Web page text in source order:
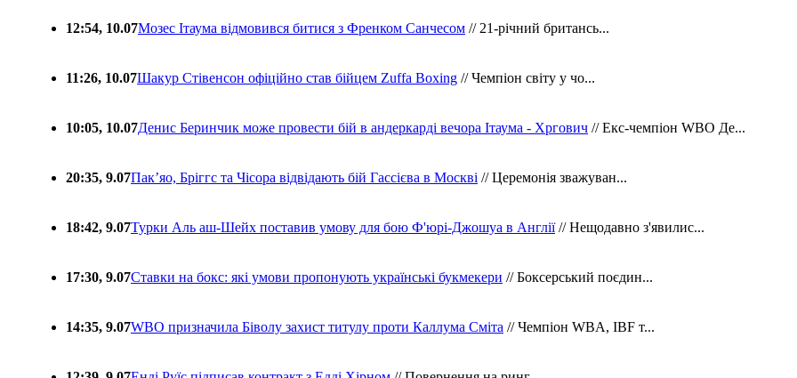
12:54, 10.07Мозес Ітаума відмовився битися з Френком Санчесом // 21-річний британсь...
11:26, 10.07Шакур Стівенсон офіційно став бійцем Zuffa Boxing // Чемпіон світу у чо...
10:05, 10.07Денис Беринчик може провести бій в андеркарді вечора Ітаума - Хргович // Екс-чемпіон WBO Де...
20:35, 9.07Пакʼяо, Бріггс та Чісора відвідають бій Гассієва в Москві // Церемонія зважуван...
18:42, 9.07Турки Аль аш-Шейх поставив умову для бою Ф'юрі-Джошуа в Англії// Нещодавно з'явилис...
17:30, 9.07Ставки на бокс: які умови пропонують українські букмекери // Боксерський поєдин...
14:35, 9.07WBO призначила Біволу захист титулу проти Каллума Сміта // Чемпіон WBA, IBF т...